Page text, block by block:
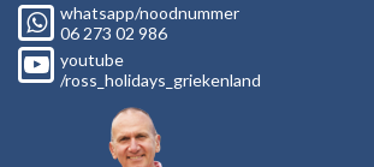
whatsapp/noodnummer
06 273 02 986
youtube
/ross_holidays_griekenland